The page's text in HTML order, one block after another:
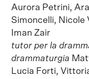
Aurora Petrini,
Simoncelli,
Iman Zair
tutor per la
drammaturgia
Lucia Forti,